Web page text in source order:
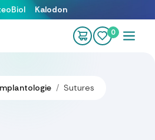
Kalodon
0
Sutures